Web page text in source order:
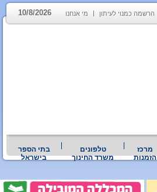
הרשמה כמנוי לעיתון מי אנחנו 10/8/2026
מרכז
הזמנות
טלפונים
משרד החינוך
בתי הספר
בישראל